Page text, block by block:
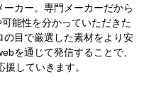
カー。専門メーカーだから
能性を分かっていただきた
目で厳選した素材をより安
を通じて発信することで、
していきます。